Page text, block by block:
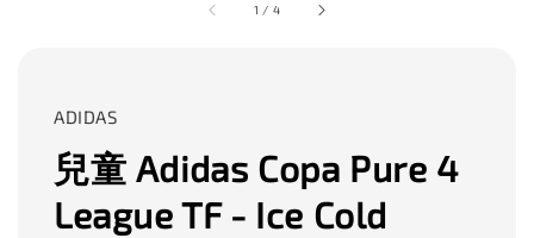
1 / 4
ADIDAS
兒童 Adidas Copa Pure 4
League TF - Ice Cold